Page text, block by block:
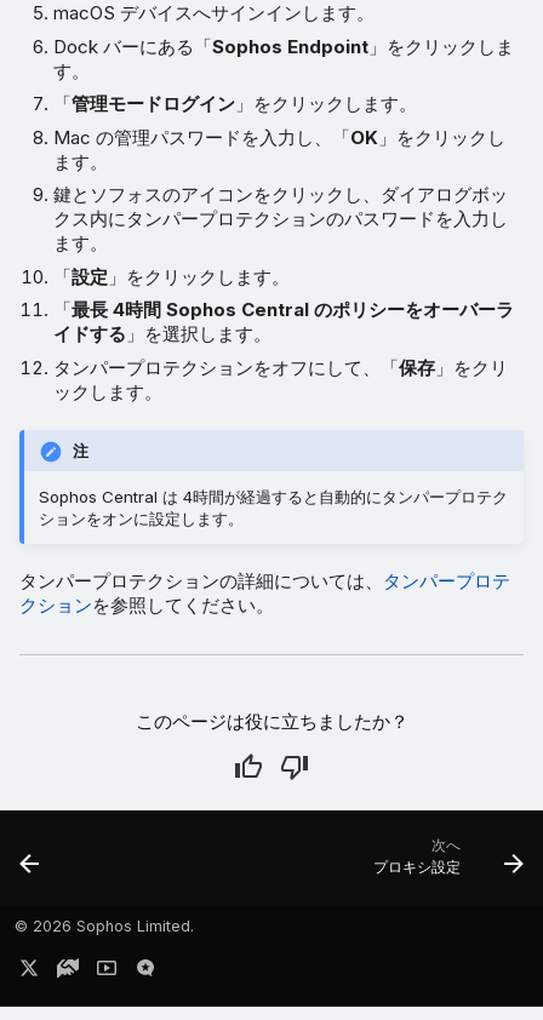
macOS デバイスへサインインします。
Dock バーにある「Sophos Endpoint 」をクリックしま
す。
「管理モードログイン 」をクリックします。
Mac の管理パスワードを入力し、「OK 」をクリックし
ます。
鍵とソフォスのアイコンをクリックし、ダイアログボッ
クス内にタンパープロテクションのパスワードを入力し
ます。
「設定 」をクリックします。
「最長 4時間 Sophos Central のポリシーをオーバーラ
イドする 」を選択します。
タンパープロテクションをオフにして、「保存 」をクリ
ックします。
注
Sophos Central は 4時間が経過すると自動的にタンパープロテク
ションをオンに設定します。
タンパープロテクションの詳細については、
タンパープロテ
クションを参照してください。
このページは役に立ちましたか？
次へ
プロキシ設定
© 2026 Sophos Limited.